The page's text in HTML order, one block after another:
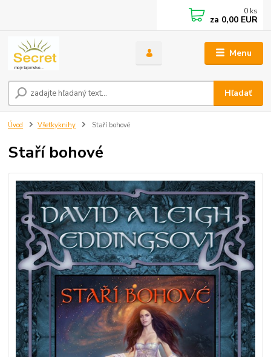
Menu
Hľadať
0 ks
za 0,00 EUR
Úvod Všetkyknihy Staří bohové
Staří bohové